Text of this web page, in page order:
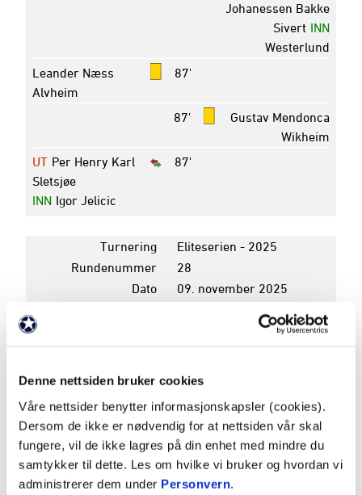
Denne nettsiden bruker cookies
Våre nettsider benytter informasjonskapsler (cookies).
Dersom de ikke er nødvendig for at nettsiden vår skal
fungere, vil de ikke lagres på din enhet med mindre du
samtykker til dette. Les om hvilke vi bruker og hvordan vi
administrerer dem under Personvern.
Johanessen Bakke
INN
Sivert
Westerlund
87'
Leander Næss
Alvheim
87'
Gustav Mendonca
Wikheim
87'
UT Per Henry Karl
Sletsjøe
INN Igor Jelicic
Turnering
Eliteserien - 2025
Rundenummer
28
Dato
09. november 2025
Sluttresultat
2 - 1
Arena
Nordmøre stadion
K P
1 BODØ/GLIMT 16 38
2 VIKING